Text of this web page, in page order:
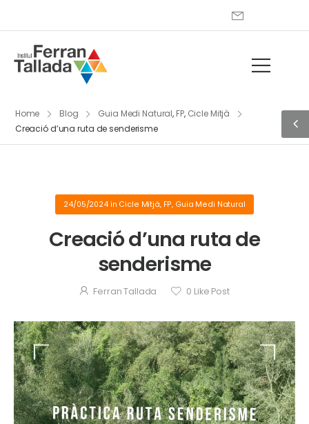
Home Blog Guia Medi Natural, FP, Cicle Mitjà
Creació d’una ruta de senderisme
24/05/2024in Cicle Mitjà, FP, Guia Medi Natural
Creació d’una ruta de
senderisme
Ferran Tallada 0 Like Post